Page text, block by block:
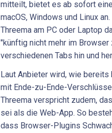
mitteilt, bietet es ab sofort
macOS, Windows und Linux
Threema am PC oder Laptop
"künftig nicht mehr im
verschiedenen Tabs hin und
Laut Anbieter wird, wie
mit Ende-zu-Ende-
Threema verspricht zudem,
sei als die Web-App. So
dass Browser-Plugins